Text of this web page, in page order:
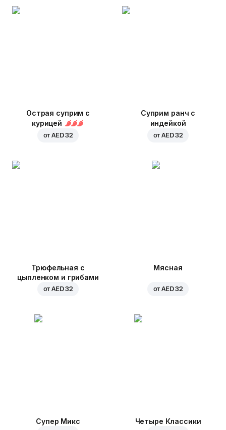
Острая суприм с
курицей
отAED 32
Суприм ранч с
индейкой
отAED 32
Трюфельная с
цыпленком и грибами
отAED 32
Мясная
отAED 32
Супер Микс Четыре Классики